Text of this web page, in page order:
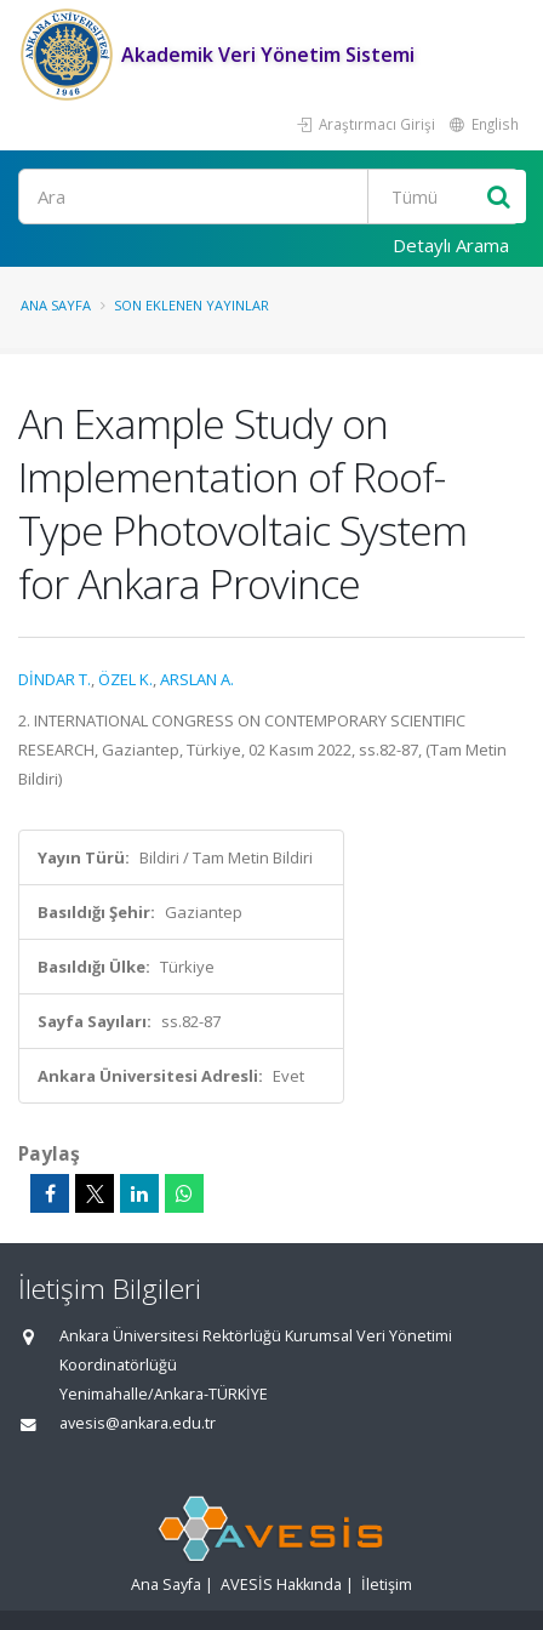
Akademik Veri Yönetim Sistemi
Araştırmacı Girişi English
Ara
Detaylı Arama
ANA SAYFA SON EKLENEN YAYINLAR
An Example Study on
Implementation of Roof-
Type Photovoltaic System
for Ankara Province
DİNDAR T.,ÖZEL K.,ARSLAN A.
2. INTERNATIONAL CONGRESS ON CONTEMPORARY SCIENTIFIC
RESEARCH, Gaziantep, Türkiye, 02 Kasım 2022, ss.82-87, (Tam Metin
Bildiri)
Yayın Türü: Bildiri / Tam Metin Bildiri
Basıldığı Şehir: Gaziantep
Basıldığı Ülke: Türkiye
Sayfa Sayıları: ss.82-87
Ankara Üniversitesi Adresli: Evet
Paylaş
İletişim Bilgileri
Ankara Üniversitesi Rektörlüğü Kurumsal Veri Yönetimi
Koordinatörlüğü
Yenimahalle/Ankara-TÜRKİYE
avesis@ankara.edu.tr
Ana Sayfa | AVESİS Hakkında | İletişim